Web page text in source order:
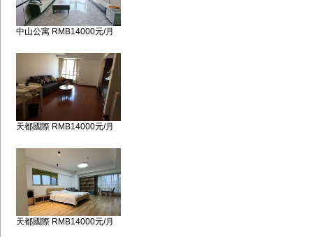
中山公寓 RMB14000元/月
天都國際 RMB14000元/月
天都國際 RMB14000元/月